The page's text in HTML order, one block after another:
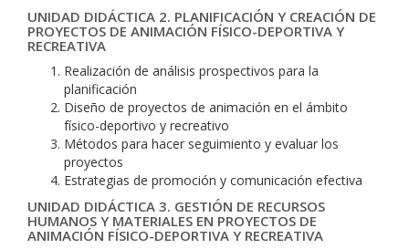
UNIDAD DIDÁCTICA 2. PLANIFICACIÓN Y CREACIÓN DE
PROYECTOS DE ANIMACIÓN FÍSICO-DEPORTIVA Y
RECREATIVA
Realización de análisis prospectivos para la
planificación
Diseño de proyectos de animación en el ámbito
físico-deportivo y recreativo
Métodos para hacer seguimiento y evaluar los
proyectos
Estrategias de promoción y comunicación efectiva
UNIDAD DIDÁCTICA 3. GESTIÓN DE RECURSOS
HUMANOS Y MATERIALES EN PROYECTOS DE
ANIMACIÓN FÍSICO-DEPORTIVA Y RECREATIVA